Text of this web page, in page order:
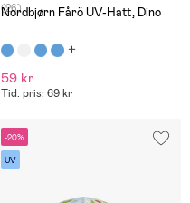
(26)
Nordbjørn Fårö UV-Hatt, Dino
59 kr
Tid. pris: 69 kr
-20%
UV